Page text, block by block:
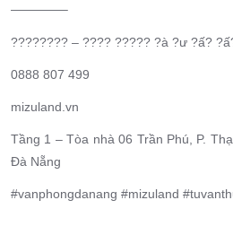
————–
???????? – ???? ????? ?à ?ư ?ấ?
0888 807 499
mizuland.vn
Tầng 1 – Tòa nhà 06 Trần Phú, P.
Đà Nẵng
#vanphongdanang #mizuland